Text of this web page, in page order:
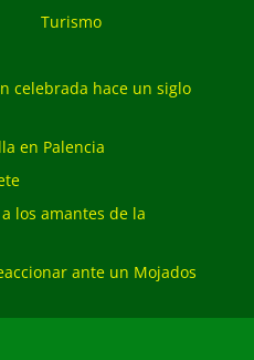
Turismo
celebrada hace un siglo
en Palencia
los amantes de la
ante un Mojados